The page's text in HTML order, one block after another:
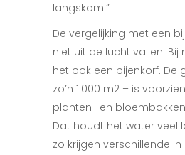
langskom.”
De vergelijking met een
niet uit de lucht vallen.
het ook een bijenkorf. De
zo’n 1.000 m2 – is
planten- en
Dat houdt het water veel
zo krijgen verschillende